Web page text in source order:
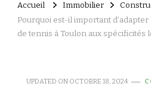
Accueil Immobilier
Pourquoi est-il important
de tennis à Toulon aux spécificités
UPDATED ON OCTOBRE 18, 2024